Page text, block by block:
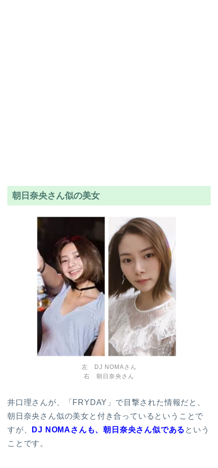
朝日奈央さん似の美女
左 DJ NOMAさん
右 朝日奈央さん
井口理さんが、「FRYDAY」で目撃された情報だと、
朝日奈央さん似の美女と付き合っているということで
すが、
DJ NOMAさんも、朝日奈央さん似である という
ことです。